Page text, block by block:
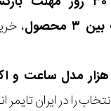
،
را در ایران تایمر